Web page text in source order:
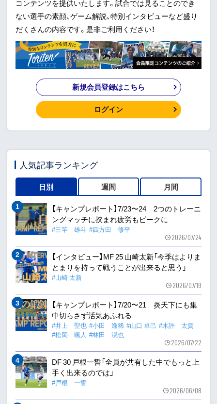
コンテンツを提供いたします。試合では見ることのでき
ない選手の素顔、ゲーム解説、特別インタビューなど盛り
だくさんの内容です。是非ご利用ください！
新規会員登録はこちら
ログイン
人気記事ランキング
日別 週間 月間
【キャンプレポート】7/23〜24 2つのトレーニ
ングマッチに挟まれ疲労もピークに
#三竿 雄斗 #四方田 修平
2026/07/24
【インタビュー】MF 25 山崎太新「今季はよりま
とまりを持って戦うことが出来ると思う」
#山崎 太新
2026/07/19
【キャンプレポート】7/20〜21 炎天下にも集
中切らさず活気あふれる
#井上 聖也 #小田 逸稀 #山口 卓己 #木許 太賀
#松岡 颯人 #林田 滉也
2026/07/22
DF 30 戸根一誓「全員が共有した中でもっと上
手く出来るのでは」
#戸根 一誓
2026/06/08